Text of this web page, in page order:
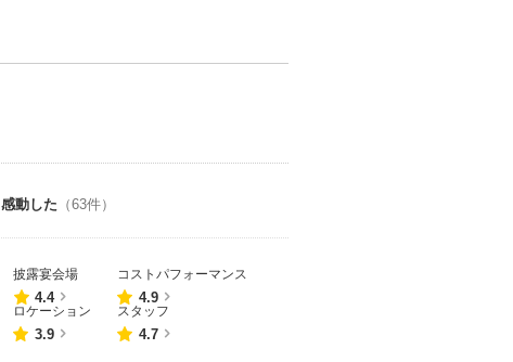
感動した （63件）
披露宴会場
点数
4.4
コストパフォーマンス
点数
4.9
ロケーション
点数
3.9
スタッフ
点数
4.7